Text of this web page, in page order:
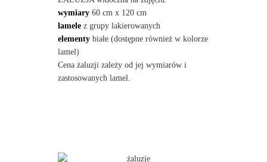
wymiary60 cm x 120 cm
lamelez grupy lakierowanych
elementybiałe (dostępne również w kolorze
lamel)
Cena żaluzji zależy od jej wymiarów i
zastosowanych lamel.